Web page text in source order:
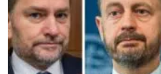
čo
všetko
prezradil
u
Vagoviča